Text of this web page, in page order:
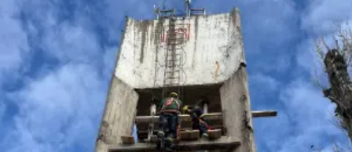
Intranet
Login